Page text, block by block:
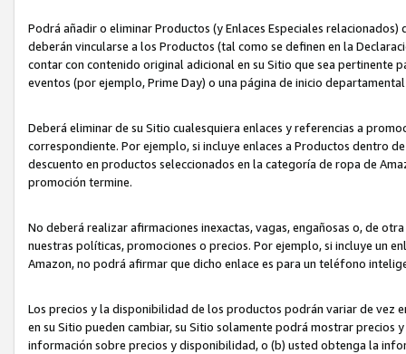
Podrá añadir o eliminar Productos (y Enlaces Especiales
deberán vincularse a los Productos (tal como se definen en la
contar con contenido original adicional en su Sitio que sea pertinente
eventos (por ejemplo, Prime Day) o una página de inicio
Deberá eliminar de su Sitio cualesquiera enlaces y referencias a
correspondiente. Por ejemplo, si incluye enlaces a Productos dentro
descuento en productos seleccionados en la categoría de ropa de
promoción termine.
No deberá realizar afirmaciones inexactas, vagas, engañosas o, de
nuestras políticas, promociones o precios. Por ejemplo, si incluye un
Amazon, no podrá afirmar que dicho enlace es para un teléfono
Los precios y la disponibilidad de los productos podrán variar de vez
en su Sitio pueden cambiar, su Sitio solamente podrá mostrar
información sobre precios y disponibilidad, o (b) usted obtenga la